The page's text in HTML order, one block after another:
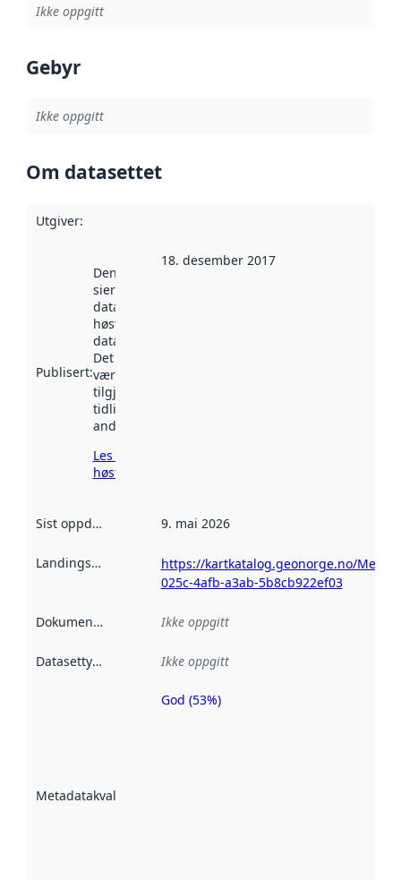
Ikke oppgitt
Gebyr
Ikke oppgitt
Om datasettet
Utgiver:
Publisert:
Denne datoen
sier når
datasettet ble
høstet av
data.norge.no.
Det kan ha
vært
tilgjengelig
tidligere
andre steder.
Les mer om
høsting her
18. desember 2017
Sist oppdatert 9. mai 2026
Landingsside
https://kartkatalog.geonorge.no/
025c-4afb-a3ab-5b8cb922ef03
Dokumentasjon Ikke oppgitt
Datasettype Ikke oppgitt
Metadatakvalitet
Metadatakvalitet
God (53%)